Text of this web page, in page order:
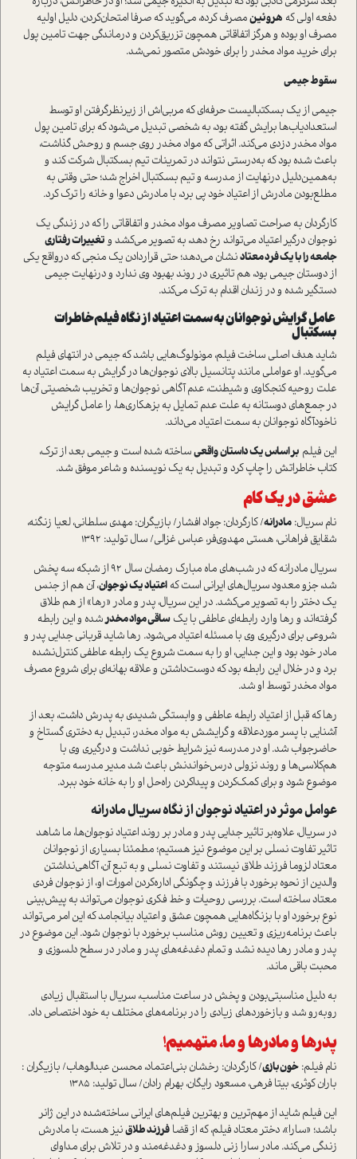
دفعه اولی که هروئینمصرف کرده، می‌گوید که صرفا امتحان‌کردن، دلیل اولیه
مصرف او بوده و هرگز اتفاقاتی همچون تزریق‌کردن و درماندگی جهت تامین پول
برای خرید مواد مخدر را برای خودش متصور نمی‌شد.
سقوط جیمی
جیمی از یک بسکتبالیست حرفه‌ای که مربی‌اش از زیرنظر‌گرفتن او توسط
استعدادیاب‌ها برایش گفته بود، به شخصی تبدیل می‌شود که برای تامین پول
مواد‌ مخدر دزدی می‌کند. اثراتی که مواد‌ مخدر روی جسم و روحش گذاشت،
باعث شده بود که به‌درستی نتواند در تمرینات تیم بسکتبال شرکت کند و
به‌همین‌دلیل در‌نهایت از مدرسه و تیم بسکتبال اخراج شد؛ حتی وقتی به
مطلع‌بودن مادرش از اعتیاد خود پی برد، با مادرش دعوا و خانه را ترک کرد.
کارگردان به صراحت تصاویر مصرف مواد مخدر و اتفاقاتی را که در زندگی یک
نوجوان درگیر اعتیاد می‌تواند رخ دهد، به تصویر می‌کشد وتغییرات رفتاری
جامعه را با یک فرد معتادنشان می‌دهد؛ حتی قرار‌دادن یک منجی که در‌واقع یکی
از دوستان جیمی بود، هم تاثیری در روند بهبود وی ندارد و در‌نهایت جیمی
دستگیر شده و در زندان اقدام به ترک می‌کند.
عامل گرایش نوجوانان به سمت اعتیاد از نگاه فیلم خاطرات
بسکتبال
شاید هدف اصلی ساخت فیلم، مونولوگ‌هایی باشد که جیمی در انتهای فیلم
می‌گوید. او عواملی مانند پتانسیل بالای نوجوان‌ها در گرایش به سمت اعتیاد به
علت روحیه کنجکاوی و شیطنت، عدم آگاهی نوجوان‌ها و تخریب شخصیتی آن‌ها
در جمع‌های دوستانه به علت عدم تمایل به بزهکاری‌ها، را عامل گرایش
ناخودآگاه نوجوانان به سمت اعتیاد می‌داند.
این فیلم بر اساس یک داستان واقعیساخته شده است و جیمی بعد از ترک،
کتاب خاطراتش را چاپ کرد و تبدیل به یک نویسنده و شاعر موفق شد.
عشق در یک کام
نام سریال: مادرانه/ کارگردان: جواد افشار/ بازیگران: مهدی سلطانی، لعیا زنگنه،
شقایق فراهانی، هستی مهدوی‌فر، عباس غزالی/ سال تولید: 1392
سریال مادرانه که در شب‌های ماه مبارک رمضان سال 92 از شبکه سه پخش
شد، جزو معدود سریال‌های ایرانی است که اعتیاد یک نوجوان، آن هم از جنس
یک دختر را به تصویر می‌کشد. در این سریال، پدر و مادر «رها» از هم طلاق
گرفته‌اند و رها وارد رابطه‌ای عاطفی با یک ساقی مواد مخدرشده و این رابطه
شروعی برای درگیری وی با مسئله اعتیاد می‌شود. رها شاید قربانی جدایی پدر و
مادر خود بود و این جدایی، او را به سمت شروع یک رابطه عاطفی کنترل‌نشده
برد و در خلال این رابطه بود که دوست‌داشتن و علاقه بهانه‌ای برای شروع مصرف
مواد مخدر توسط او شد.
رها که قبل از اعتیاد رابطه عاطفی و وابستگی شدیدی به پدرش داشت، بعد از
آشنایی با پسر مورد‌علاقه‌ و گرایشش به مواد مخدر، تبدیل به دختری گستاخ و
حاضرجواب شد. او در مدرسه نیز شرایط خوبی نداشت و درگیری وی با
هم‌کلاسی‌ها و روند نزولی درس‌خواندنش باعث شد مدیر مدرسه متوجه
موضوع شود و برای کمک‌کردن و پیدا‌کردن راه‌حل او را به خانه خود ببرد.
عوامل موثر در اعتیاد نوجوان از نگاه سریال مادرانه
در سریال، علاوه‌بر تاثیر جدایی پدر و مادر بر روند اعتیاد نوجوان‌ها، ما شاهد
تاثیر تفاوت نسلی بر این موضوع نیز هستیم؛ مطمئنا بسیاری از نوجوانان
معتاد لزوما فرزند طلاق نیستند و تفاوت نسلی و به تبع آن، آگاهی‌نداشتن
والدین از نحوه برخورد با فرزند و چگونگی اداره‌کردن امورات او، از نوجوان فردی
معتاد ساخته است. بررسی روحیات و خط فکری نوجوان می‌تواند به پیش‌بینی
نوع برخورد او با بزنگاه‌هایی همچون عشق و اعتیاد بیانجامد که این امر می‌تواند
باعث برنامه‌ریزی و تعیین روش مناسب برخورد با نوجوان شود. این موضوع در
پدر و مادر رها دیده نشد و تمام دغدغه‌های پدر و مادر در سطح دلسوزی و
محبت باقی ماند.
به دلیل مناسبتی‌بودن و پخش در ساعت مناسب، سریال با استقبال زیادی
روبه‌رو شد و بازخوردهای زیادی را در برنامه‌های مختلف به خود اختصاص داد.
پدرها و مادرها و ما، متهمیم!
نام فیلم: خونبازی/ کارگردان: رخشان بنی‌اعتماد، محسن عبدالوهاب/ بازیگران :
باران کوثری، بیتا فرهی، مسعود رایگان، بهرام رادان/ سال تولید: 1385
این فیلم شاید از مهم‌ترین و بهترین فیلم‌های ایرانی ساخته‌شده در این ژانر
باشد؛ «سارا»، دختر معتاد فیلم، که از قضافرزند طلاقنیز هست، با مادرش
زندگی می‌کند. مادر سارا زنی دلسوز و دغدغه‌مند و در تلاش برای مداوای